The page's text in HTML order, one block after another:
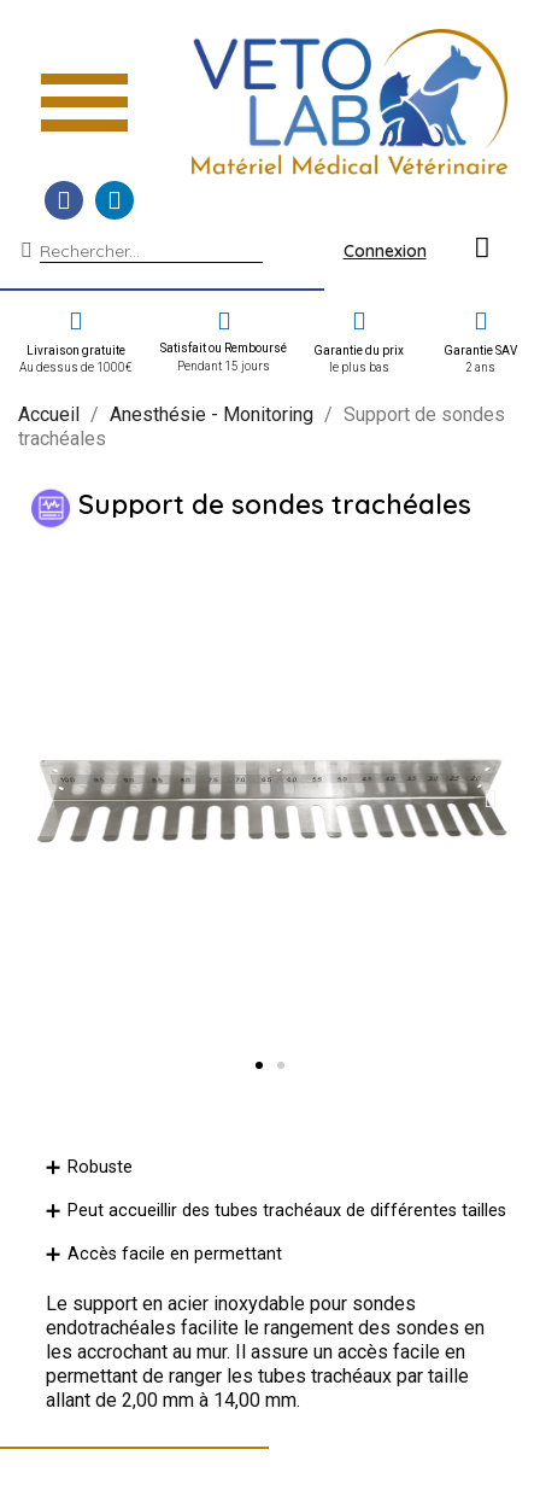
Connexion
Livraison gratuite
Au dessus de 1000€
Satisfait ou Remboursé
Pendant 15 jours
Garantie du prix
le plus bas
Garantie SAV
2 ans
Accueil Anesthésie - Monitoring
Support de sondes
trachéales
Support de sondes trachéales
Robuste
Peut accueillir des tubes trachéaux de différentes tailles
Accès facile en permettant
Le support en acier inoxydable pour sondes
endotrachéales facilite le rangement des sondes en
les accrochant au mur. Il assure un accès facile en
permettant de ranger les tubes trachéaux par taille
allant de 2,00 mm à 14,00 mm.